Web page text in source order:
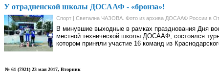
У отрадненской школы ДОСААФ - «бронза»!
Спорт | Светална ЧАЗОВА. Фото из архива ДОСААФ России в
В минувшие выходные в рамках празднования Дня
местной технической школы ДОСААФ, состоялся
котором приняли участие 16 команд из
№ 61 (7921) 23 мая 2017, Вторник